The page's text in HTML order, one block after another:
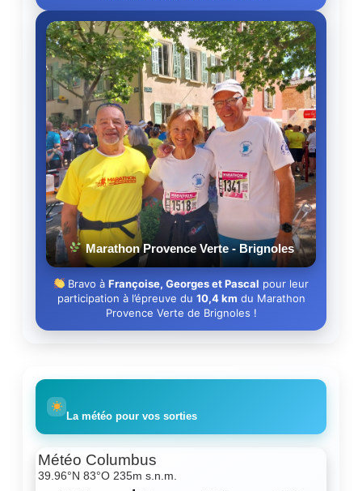
Marathon Provence Verte - Brignoles
Bravo àFrançoise, Georges et Pascal pour leur
participation à l’épreuve du 10,4 km du Marathon
Provence Verte de Brignoles !
La météo pour vos sorties